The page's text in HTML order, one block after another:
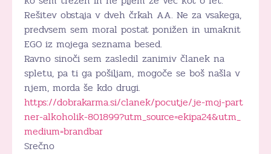
Rešitev obstaja v dveh črkah AA. Ne za vsakega,
predvsem sem moral postat ponižen in umaknit
EGO iz mojega seznama besed.
Ravno sinoči sem zasledil zanimiv članek na
spletu, pa ti ga pošiljam, mogoče se boš našla v
njem, morda še kdo drugi.
https://dobrakarma.si/clanek/pocutje/je-moj-part
ner-alkoholik-801899?utm_source=ekipa24&utm_
medium=brandbar
Srečno